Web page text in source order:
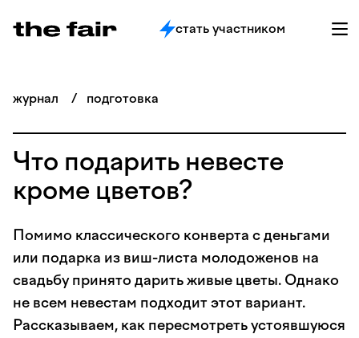
стать участником
журнал / подготовка
Что подарить невесте
кроме цветов?
Помимо классического конверта с деньгами
или подарка из виш-листа молодоженов на
свадьбу принято дарить живые цветы. Однако
не всем невестам подходит этот вариант.
Рассказываем, как пересмотреть устоявшуюся